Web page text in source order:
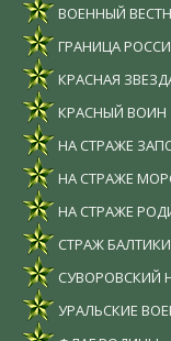
ВОЕННЫЙ
ГРАНИЦА
КРАСНАЯ
КРАСНЫЙ ВОИН
НА СТРАЖЕ
НА СТРАЖЕ
НА СТРАЖЕ
СТРАЖ БАЛТИКИ
СУВОРОВСКИЙ
УРАЛЬСКИЕ